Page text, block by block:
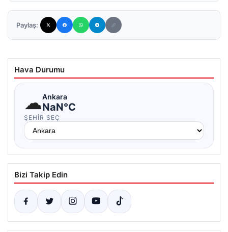
Paylaş:
Hava Durumu
☁Ankara
NaN°C
ŞEHIR SEÇ
Bizi Takip Edin